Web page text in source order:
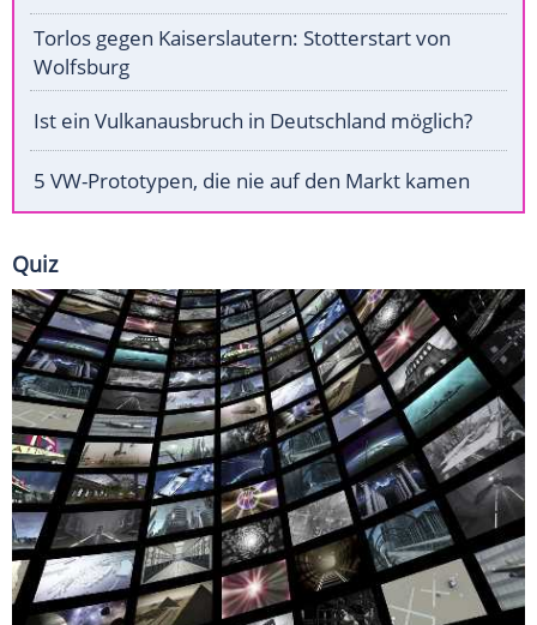
Torlos gegen Kaiserslautern: Stotterstart von
Wolfsburg
Ist ein Vulkanausbruch in Deutschland möglich?
5 VW-Prototypen, die nie auf den Markt kamen
Quiz